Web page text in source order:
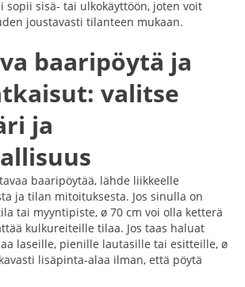
sopii sisä- tai ulkokäyttöön, joten voit
joustavasti tilanteen mukaan.
baaripöytä ja
valitse
ja
baaripöytää, lähde liikkeelle
ja tilan mitoituksesta. Jos sinulla on
tai myyntipiste, ø 70 cm voi olla ketterä
kulkureiteille tilaa. Jos taas haluat
laseille, pienille lautasille tai esitteille, ø
lisäpinta-alaa ilman, että pöytä